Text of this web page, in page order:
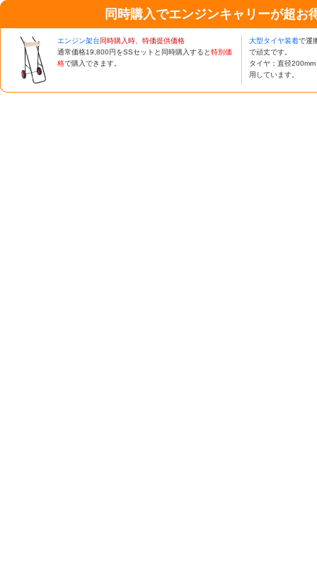
同時購入でエンジンキャリーが超お
エンジン架台 同時購入時、特価提供価格
通常価格19,800円をSSセットと同時購入すると特別価
格で購入できます。
大型タイヤ装着で運
で頑丈です。
タイヤ：直径
用しています。